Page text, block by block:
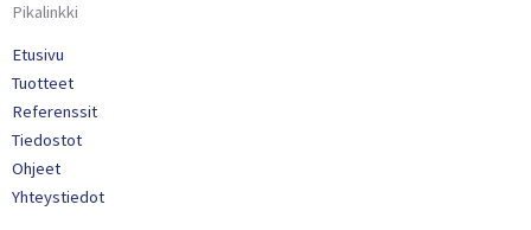
Pikalinkki
Etusivu
Tuotteet
Referenssit
Tiedostot
Ohjeet
Yhteystiedot